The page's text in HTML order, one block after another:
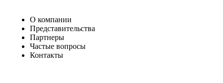
О компании
Представительства
Партнеры
Частые вопросы
Контакты